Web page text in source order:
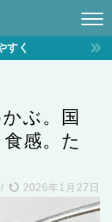
すく
ぶ。国
感。た
/ 2026年1月27日